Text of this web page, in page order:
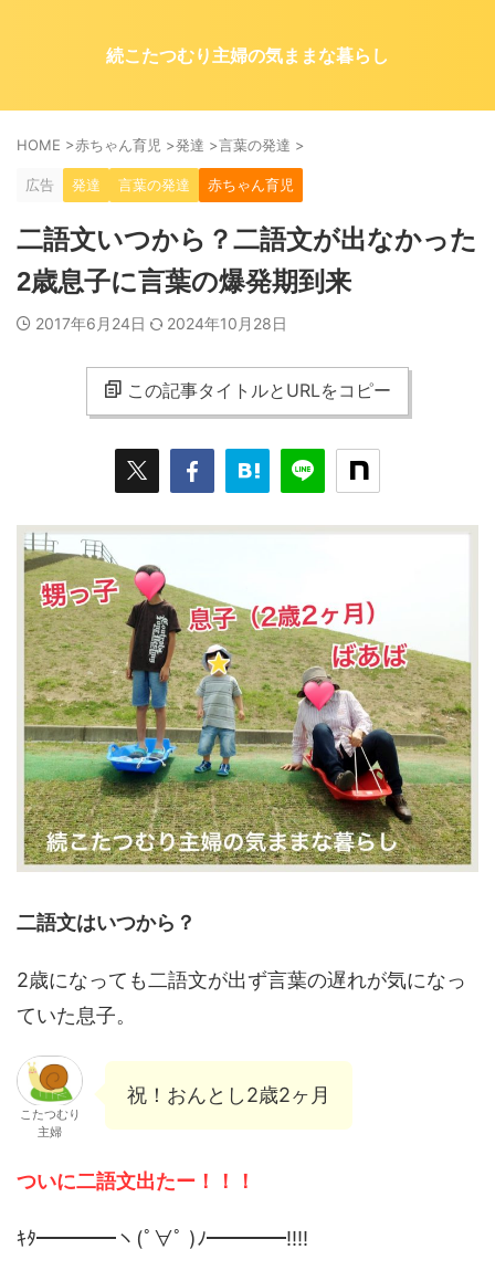
続こたつむり主婦の気ままな暮らし
HOME >赤ちゃん育児 >発達 >言葉の発達 >
広告 発達 言葉の発達 赤ちゃん育児
二語文いつから？二語文が出なかった
2歳息子に言葉の爆発期到来
2017年6月24日 2024年10月28日
この記事タイトルとURLをコピー
二語文はいつから？
2歳になっても二語文が出ず言葉の遅れが気になっ
ていた息子。
こたつむり
主婦
祝！おんとし2歳2ヶ月
ついに二語文出たー！！！
ｷﾀ━━━━ヽ(ﾟ∀ﾟ )ﾉ━━━━!!!!